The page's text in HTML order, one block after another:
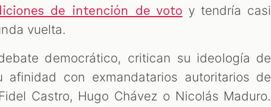
de intención de voto y tendría casi
vuelta.
democrático, critican su ideología de
con exmandatarios autoritarios de
Castro, Hugo Chávez o Nicolás Maduro.